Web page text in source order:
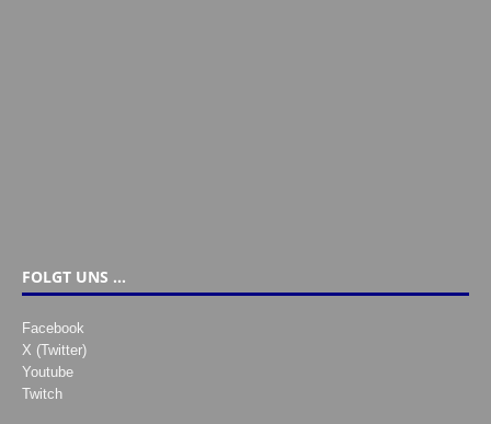
FOLGT UNS …
Facebook
X (Twitter)
Youtube
Twitch